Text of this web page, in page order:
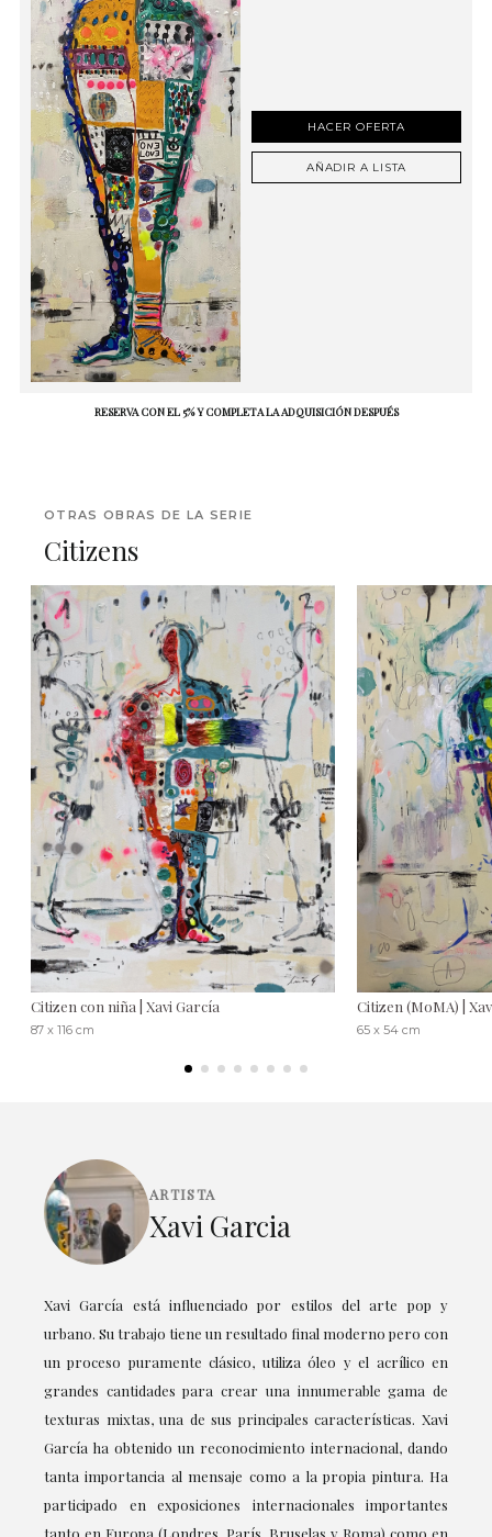
HACER OFERTA
AÑADIR A LISTA
RESERVA CON EL 5% Y COMPLETA LA ADQUISICIÓN DESPUÉS
OTRAS OBRAS DE LA SERIE
Citizens
Citizen con niña | Xavi García
87 x 116 cm
Citizen (MoMA) |
65 x 54 cm
ARTISTA
Xavi Garcia
Xavi García está influenciado por estilos del arte pop y
urbano. Su trabajo tiene un resultado final moderno pero con
un proceso puramente clásico, utiliza óleo y el acrílico en
grandes cantidades para crear una innumerable gama de
texturas mixtas, una de sus principales características. Xavi
García ha obtenido un reconocimiento internacional, dando
tanta importancia al mensaje como a la propia pintura. Ha
participado en exposiciones internacionales importantes
tanto en Europa (Londres, París, Bruselas y Roma) como en